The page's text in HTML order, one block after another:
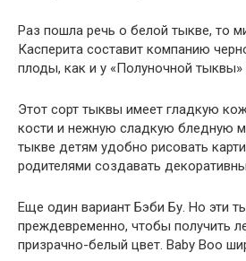
Раз пошла речь о белой тыкве, то
Касперита составит компанию
плоды, как и у «Полуночной тыквы»
Этот сорт тыквы имеет гладкую
кости и нежную сладкую бледную
тыкве детям удобно рисовать
родителями создавать
Еще один вариант Бэби Бу. Но эти
преждевременно, чтобы получить
призрачно-белый цвет. Baby Boo